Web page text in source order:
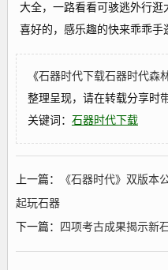
大全，一路看看可骇逃外行
喜好的，感乐趣的快来乖乖
《石器时代下载石器时代森
整理呈现，请在转载分享时
关键词： 石器时代下载
上一篇：
《石器时代》双版本
起玩石器
下一篇：
四项考古成果揭示新